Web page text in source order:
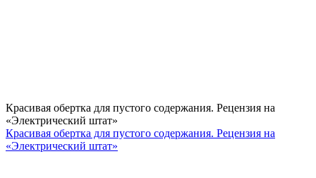
Красивая обертка для пустого содержания. Рецензия на
«Электрический штат»
Красивая обертка для пустого содержания. Рецензия на
«Электрический штат»